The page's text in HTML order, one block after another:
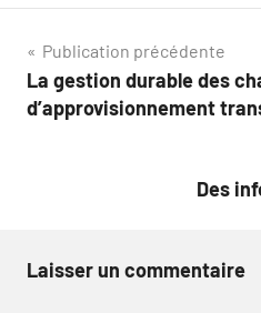
Navigation
de
Publication précédente
La gestion durable des
d’approvisionnement
Des
Laisser un commentaire